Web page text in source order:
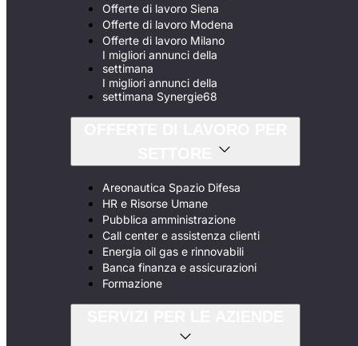
Offerte di lavoro Siena
Offerte di lavoro Modena
Offerte di lavoro Milano
I migliori annunci della
settimana
I migliori annunci della
settimana Synergie68
Areonautica Spazio Difesa
HR e Risorse Umane
Pubblica amministrazione
Call center e assistenza clienti
Energia oil gas e rinnovabili
Banca finanza e assicurazioni
Formazione